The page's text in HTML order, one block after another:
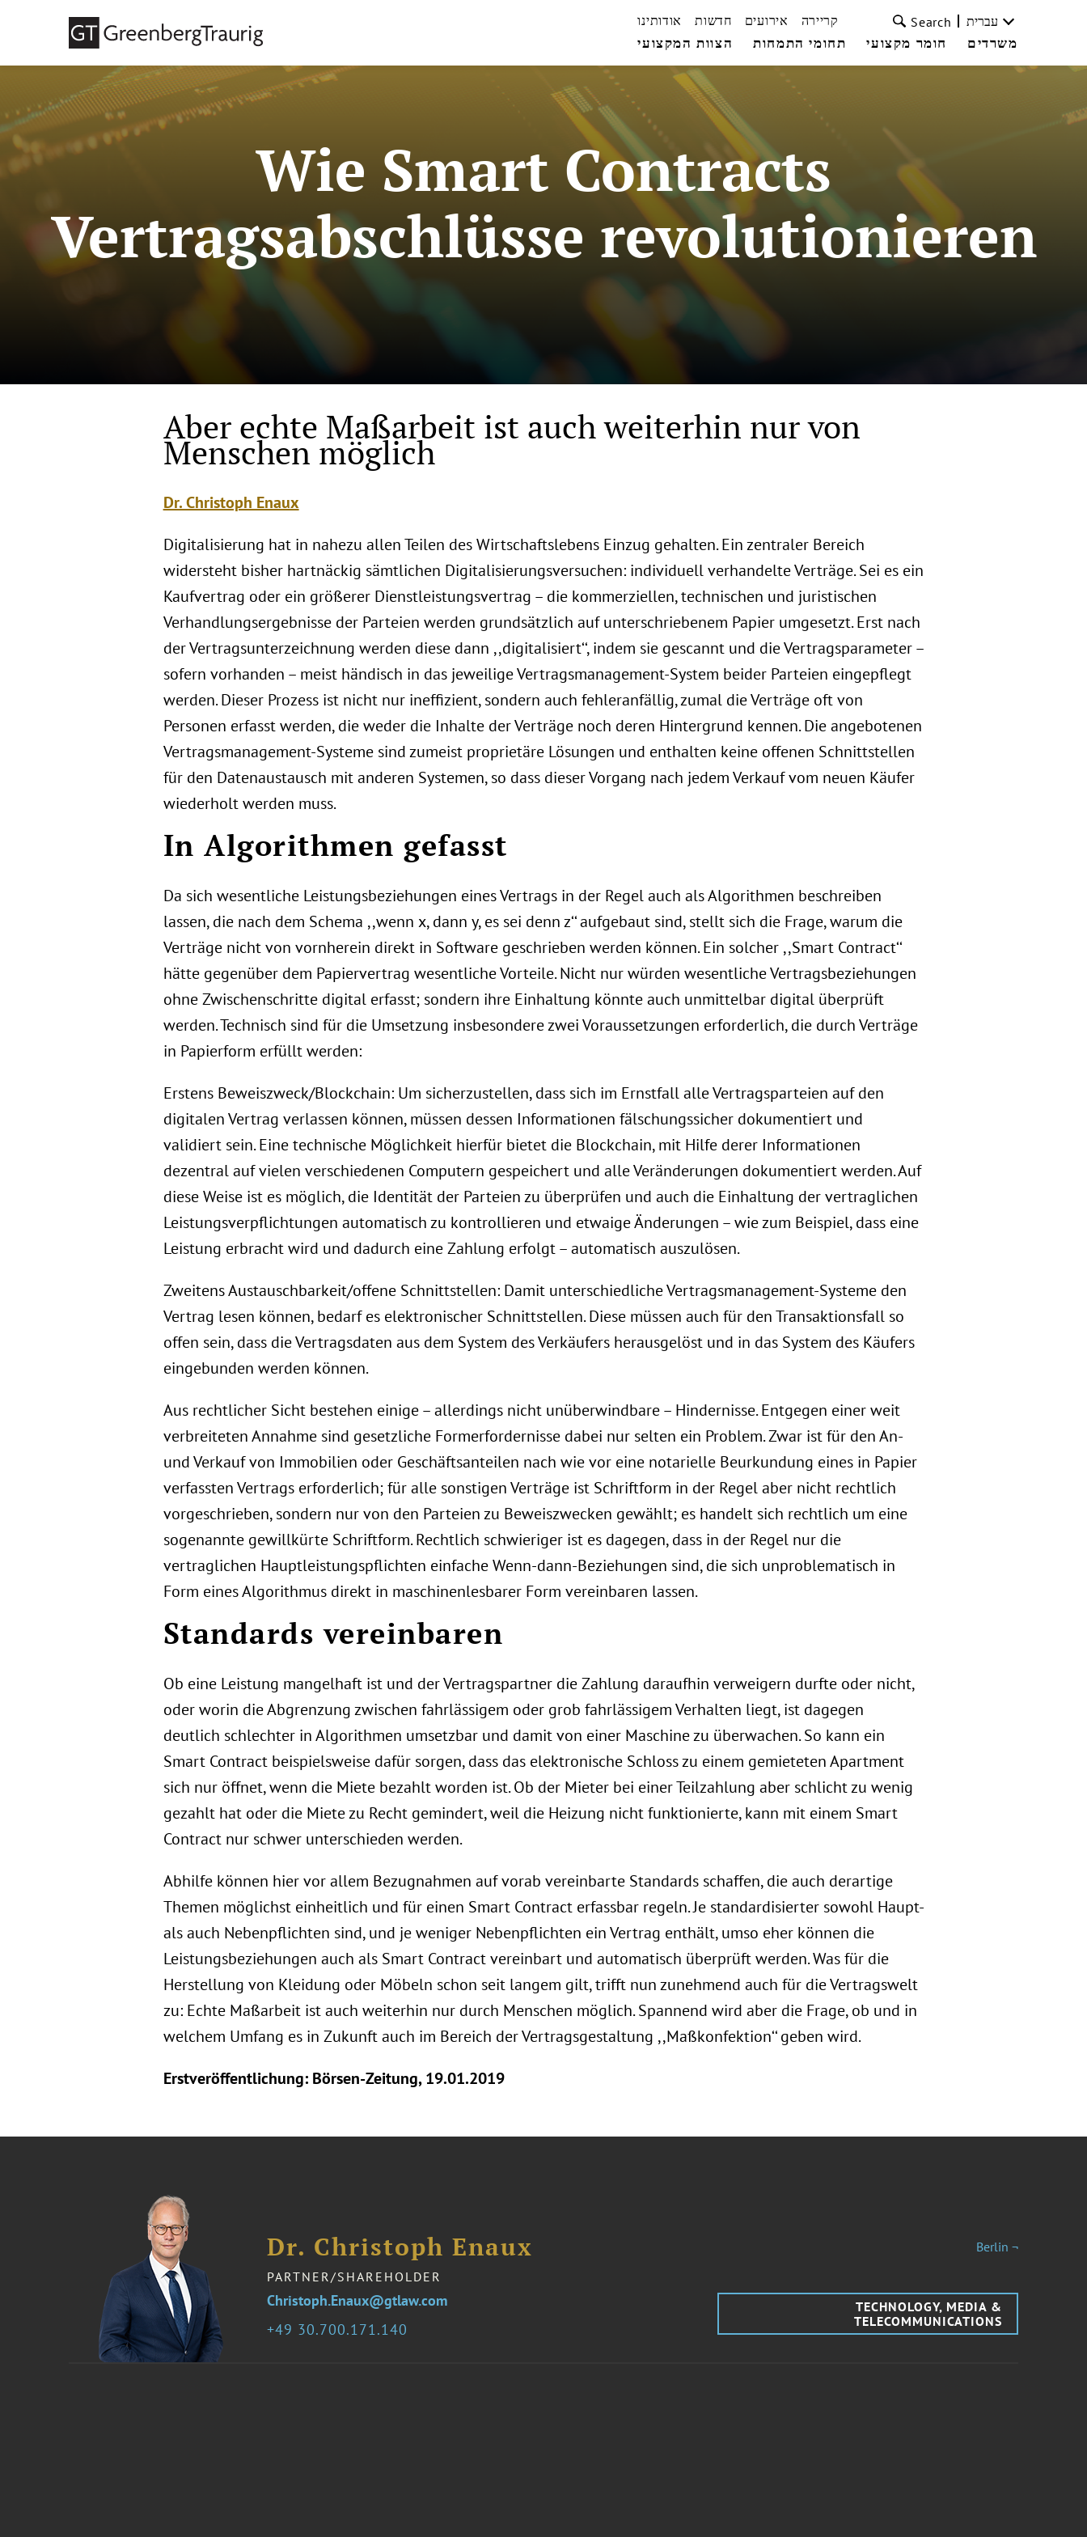
הצוות המקצועי תחומי התמחות חומר מקצועי משרדים
אודותינו חדשות אירועים קריירה Search עברית
Wie Smart Contracts
Vertragsabschlüsse revolutionieren
Aber echte Maßarbeit ist auch weiterhin nur von
Menschen möglich
Dr. Christoph Enaux
Digitalisierung hat in nahezu allen Teilen des Wirtschaftslebens Einzug gehalten. Ein zentraler Bereich
widersteht bisher hartnäckig sämtlichen Digitalisierungsversuchen: individuell verhandelte Verträge. Sei es ein
Kaufvertrag oder ein größerer Dienstleistungsvertrag – die kommerziellen, technischen und juristischen
Verhandlungsergebnisse der Parteien werden grundsätzlich auf unterschriebenem Papier umgesetzt. Erst nach
der Vertragsunterzeichnung werden diese dann ,,digitalisiert‘‘, indem sie gescannt und die Vertragsparameter –
sofern vorhanden – meist händisch in das jeweilige Vertragsmanagement-System beider Parteien eingepflegt
werden. Dieser Prozess ist nicht nur ineffizient, sondern auch fehleranfällig, zumal die Verträge oft von
Personen erfasst werden, die weder die Inhalte der Verträge noch deren Hintergrund kennen. Die angebotenen
Vertragsmanagement-Systeme sind zumeist proprietäre Lösungen und enthalten keine offenen Schnittstellen
für den Datenaustausch mit anderen Systemen, so dass dieser Vorgang nach jedem Verkauf vom neuen Käufer
wiederholt werden muss.
In Algorithmen gefasst
Da sich wesentliche Leistungsbeziehungen eines Vertrags in der Regel auch als Algorithmen beschreiben
lassen, die nach dem Schema ,,wenn x, dann y, es sei denn z‘‘ aufgebaut sind, stellt sich die Frage, warum die
Verträge nicht von vornherein direkt in Software geschrieben werden können. Ein solcher ,,Smart Contract‘‘
hätte gegenüber dem Papiervertrag wesentliche Vorteile. Nicht nur würden wesentliche Vertragsbeziehungen
ohne Zwischenschritte digital erfasst; sondern ihre Einhaltung könnte auch unmittelbar digital überprüft
werden. Technisch sind für die Umsetzung insbesondere zwei Voraussetzungen erforderlich, die durch Verträge
in Papierform erfüllt werden:
Erstens Beweiszweck/Blockchain: Um sicherzustellen, dass sich im Ernstfall alle Vertragsparteien auf den
digitalen Vertrag verlassen können, müssen dessen Informationen fälschungssicher dokumentiert und
validiert sein. Eine technische Möglichkeit hierfür bietet die Blockchain, mit Hilfe derer Informationen
dezentral auf vielen verschiedenen Computern gespeichert und alle Veränderungen dokumentiert werden. Auf
diese Weise ist es möglich, die Identität der Parteien zu überprüfen und auch die Einhaltung der vertraglichen
Leistungsverpflichtungen automatisch zu kontrollieren und etwaige Änderungen – wie zum Beispiel, dass eine
Leistung erbracht wird und dadurch eine Zahlung erfolgt – automatisch auszulösen.
Zweitens Austauschbarkeit/offene Schnittstellen: Damit unterschiedliche Vertragsmanagement-Systeme den
Vertrag lesen können, bedarf es elektronischer Schnittstellen. Diese müssen auch für den Transaktionsfall so
offen sein, dass die Vertragsdaten aus dem System des Verkäufers herausgelöst und in das System des Käufers
eingebunden werden können.
Aus rechtlicher Sicht bestehen einige – allerdings nicht unüberwindbare – Hindernisse. Entgegen einer weit
verbreiteten Annahme sind gesetzliche Formerfordernisse dabei nur selten ein Problem. Zwar ist für den An-
und Verkauf von Immobilien oder Geschäftsanteilen nach wie vor eine notarielle Beurkundung eines in Papier
verfassten Vertrags erforderlich; für alle sonstigen Verträge ist Schriftform in der Regel aber nicht rechtlich
vorgeschrieben, sondern nur von den Parteien zu Beweiszwecken gewählt; es handelt sich rechtlich um eine
sogenannte gewillkürte Schriftform. Rechtlich schwieriger ist es dagegen, dass in der Regel nur die
vertraglichen Hauptleistungspflichten einfache Wenn-dann-Beziehungen sind, die sich unproblematisch in
Form eines Algorithmus direkt in maschinenlesbarer Form vereinbaren lassen.
Standards vereinbaren
Ob eine Leistung mangelhaft ist und der Vertragspartner die Zahlung daraufhin verweigern durfte oder nicht,
oder worin die Abgrenzung zwischen fahrlässigem oder grob fahrlässigem Verhalten liegt, ist dagegen
deutlich schlechter in Algorithmen umsetzbar und damit von einer Maschine zu überwachen. So kann ein
Smart Contract beispielsweise dafür sorgen, dass das elektronische Schloss zu einem gemieteten Apartment
sich nur öffnet, wenn die Miete bezahlt worden ist. Ob der Mieter bei einer Teilzahlung aber schlicht zu wenig
gezahlt hat oder die Miete zu Recht gemindert, weil die Heizung nicht funktionierte, kann mit einem Smart
Contract nur schwer unterschieden werden.
Abhilfe können hier vor allem Bezugnahmen auf vorab vereinbarte Standards schaffen, die auch derartige
Themen möglichst einheitlich und für einen Smart Contract erfassbar regeln. Je standardisierter sowohl Haupt-
als auch Nebenpflichten sind, und je weniger Nebenpflichten ein Vertrag enthält, umso eher können die
Leistungsbeziehungen auch als Smart Contract vereinbart und automatisch überprüft werden. Was für die
Herstellung von Kleidung oder Möbeln schon seit langem gilt, trifft nun zunehmend auch für die Vertragswelt
zu: Echte Maßarbeit ist auch weiterhin nur durch Menschen möglich. Spannend wird aber die Frage, ob und in
welchem Umfang es in Zukunft auch im Bereich der Vertragsgestaltung ,,Maßkonfektion‘‘ geben wird.
Erstveröffentlichung: Börsen-Zeitung, 19.01.2019
Dr. Christoph Enaux
PARTNER/SHAREHOLDER
49 30.700.171.140
Christoph.Enaux@gtlaw.com
Berlin ¬
TECHNOLOGY, MEDIA &
TELECOMMUNICATIONS